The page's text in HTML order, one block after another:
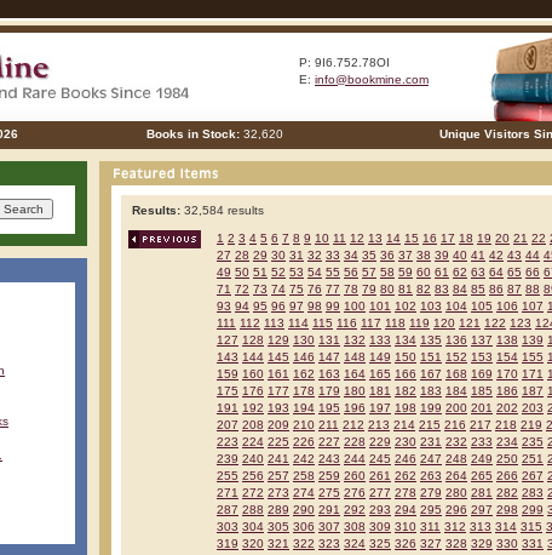
P: 9I6.752.78OI
E: info@bookmine.com
Books in Stock: 32,620 Unique Visitors
Results: 32,584 results
1 2 3 4 5 6 7 8 9 10 11 12 13 14 15 16 17 18 19 20 21 22
27 28 29 30 31 32 33 34 35 36 37 38 39 40 41 42 43 44
49 50 51 52 53 54 55 56 57 58 59 60 61 62 63 64 65 66
71 72 73 74 75 76 77 78 79 80 81 82 83 84 85 86 87 88
93 94 95 96 97 98 99 100 101 102 103 104 105 106 107
111 112 113 114 115 116 117 118 119 120 121 122 123
127 128 129 130 131 132 133 134 135 136 137 138 139
143 144 145 146 147 148 149 150 151 152 153 154 155
159 160 161 162 163 164 165 166 167 168 169 170 171
175 176 177 178 179 180 181 182 183 184 185 186 187
191 192 193 194 195 196 197 198 199 200 201 202 203
207 208 209 210 211 212 213 214 215 216 217 218 219
223 224 225 226 227 228 229 230 231 232 233 234 235
239 240 241 242 243 244 245 246 247 248 249 250 251
255 256 257 258 259 260 261 262 263 264 265 266 267
271 272 273 274 275 276 277 278 279 280 281 282 283
287 288 289 290 291 292 293 294 295 296 297 298 299
303 304 305 306 307 308 309 310 311 312 313 314 315
319 320 321 322 323 324 325 326 327 328 329 330 331